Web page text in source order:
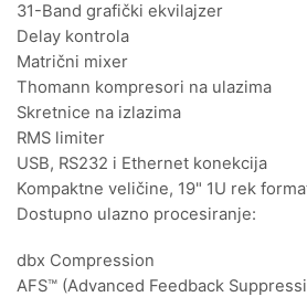
31-Band grafički ekvilajzer
Delay kontrola
Matrični mixer
Thomann kompresori na ulazima
Skretnice na izlazima
RMS limiter
USB, RS232 i Ethernet konekcija
Kompaktne veličine, 19" 1U rek
Dostupno ulazno procesiranje:
dbx Compression
AFS™ (Advanced Feedback